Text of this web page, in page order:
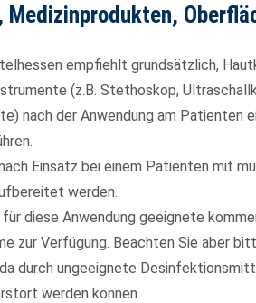
penatibus et magnis dis parturient
Medizinprodukten,
empfiehlt grundsätzlich,
(z.B. Stethoskop,
nach der Anwendung am Patienten
Einsatz bei einem Patienten mit
werden.
diese Anwendung geeignete
zur Verfügung. Beachten Sie aber
durch ungeeignete
werden können.